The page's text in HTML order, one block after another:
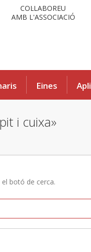
COL·LABOREU
AMB L'ASSOCIACIÓ
Eines
i cuixa»
botó de cerca.